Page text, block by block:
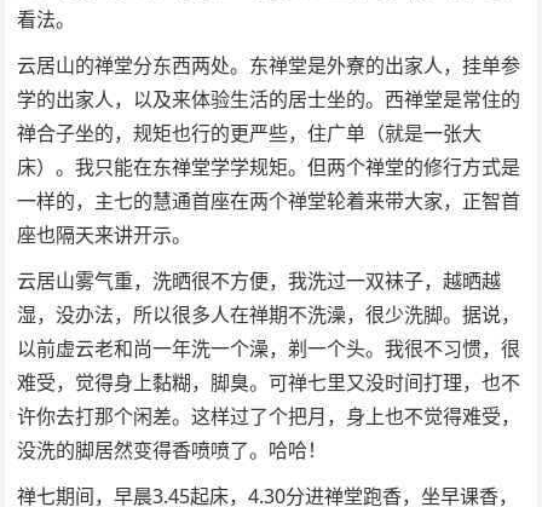
看法。
云居山的禅堂分东西两处。东禅堂是外寮的出家人，挂单参
学的出家人，以及来体验生活的居士坐的。西禅堂是常住的
禅合子坐的，规矩也行的更严些，住广单（就是一张大
床）。我只能在东禅堂学学规矩。但两个禅堂的修行方式是
一样的，主七的慧通首座在两个禅堂轮着来带大家，正智首
座也隔天来讲开示。
云居山雾气重，洗晒很不方便，我洗过一双袜子，越晒越
湿，没办法，所以很多人在禅期不洗澡，很少洗脚。据说，
以前虚云老和尚一年洗一个澡，剃一个头。我很不习惯，很
难受，觉得身上黏糊，脚臭。可禅七里又没时间打理，也不
许你去打那个闲差。这样过了个把月，身上也不觉得难受，
没洗的脚居然变得香喷喷了。哈哈！
禅七期间，早晨3.45起床，4.30分进禅堂跑香，坐早课香，